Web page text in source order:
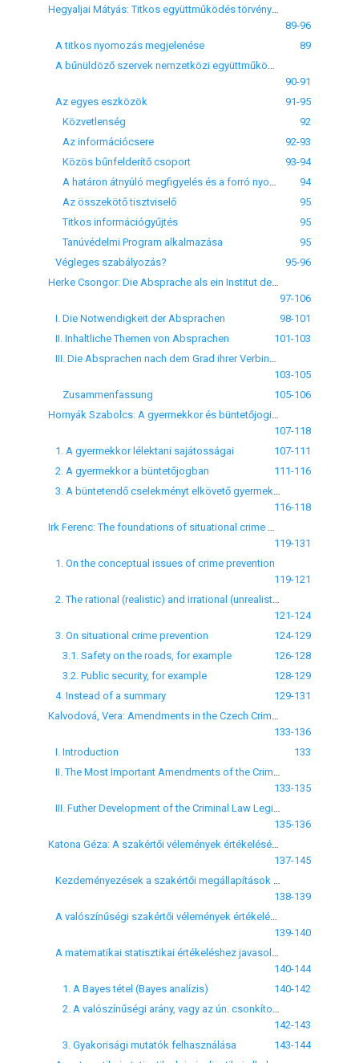
89-96
A titkos nyomozás megjelenése
89
90-91
Az egyes eszközök
91-95
Közvetlenség
92
Az információcsere
92-93
Közös bűnfelderítő csoport
93-94
94
Az összekötő tisztviselő
95
Titkos információgyűjtés
95
Tanúvédelmi Program alkalmazása
95
Végleges szabályozás?
95-96
97-106
I. Die Notwendigkeit der Absprachen
98-101
II. Inhaltliche Themen von Absprachen
101-103
103-105
Zusammenfassung
105-106
107-118
1. A gyermekkor lélektani sajátosságai
107-111
2. A gyermekkor a büntetőjogban
111-116
116-118
119-131
1. On the conceptual issues of crime prevention
119-121
121-124
3. On situational crime prevention
124-129
3.1. Safety on the roads, for example
126-128
3.2. Public security, for example
128-129
4. Instead of a summary
129-131
133-136
I. Introduction
133
133-135
135-136
137-145
138-139
139-140
140-144
1. A Bayes tétel (Bayes analízis)
140-142
142-143
3. Gyakorisági mutatók felhasználása
143-144